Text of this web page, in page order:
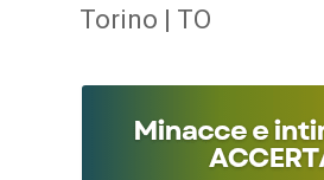
Torino | TO